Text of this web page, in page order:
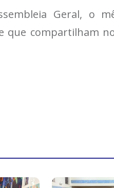
Geral, o
que compartilham